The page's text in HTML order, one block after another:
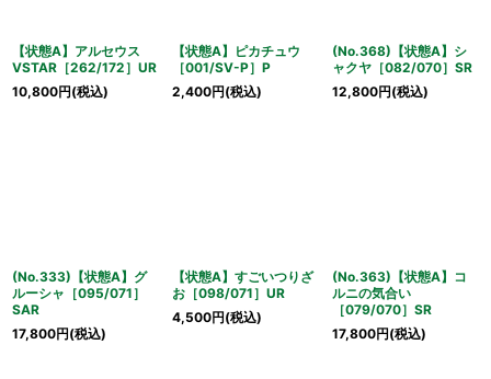
絞り込む
【状態A】アルセウス
VSTAR［262/172］UR
10,800円(税込)
【状態A】ピカチュウ
［001/SV-P］P
2,400円(税込)
(No.368)【状態A】シ
ャクヤ［082/070］SR
12,800円(税込)
(No.333)【状態A】グ
ルーシャ［095/071］
SAR
17,800円(税込)
【状態A】すごいつりざ
お［098/071］UR
4,500円(税込)
(No.363)【状態A】コ
ルニの気合い
［079/070］SR
17,800円(税込)